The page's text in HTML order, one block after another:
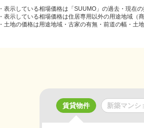
・表示している相場価格は「SUUMO」の過去・現在
・表示している相場価格は住居専用以外の用途地域（
・土地の価格は用途地域・古家の有無・前道の幅・土
賃貸物件 新築マンシ